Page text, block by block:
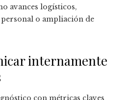
avances logísticos,
o ampliación de
internamente